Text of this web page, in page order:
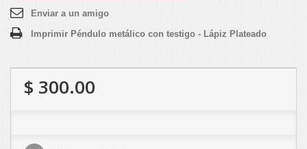
Enviar a un amigo
Imprimir Péndulo metálico con testigo - Lápiz Plateado
$ 300.00